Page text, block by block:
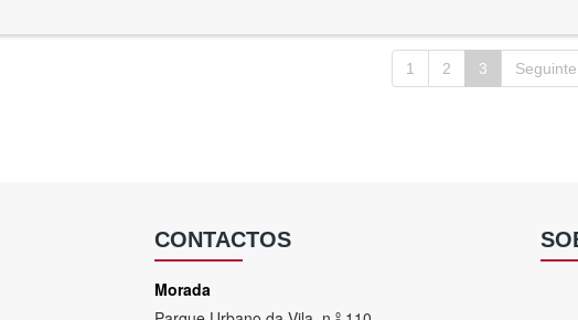
1 2 3 Seguinte
CONTACTOS
Morada